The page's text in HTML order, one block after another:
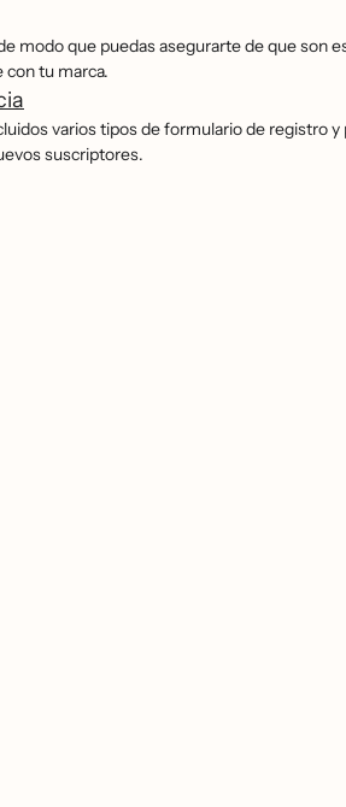
modo que puedas asegurarte de que son
tu marca.
varios tipos de formulario de registro y
suscriptores.